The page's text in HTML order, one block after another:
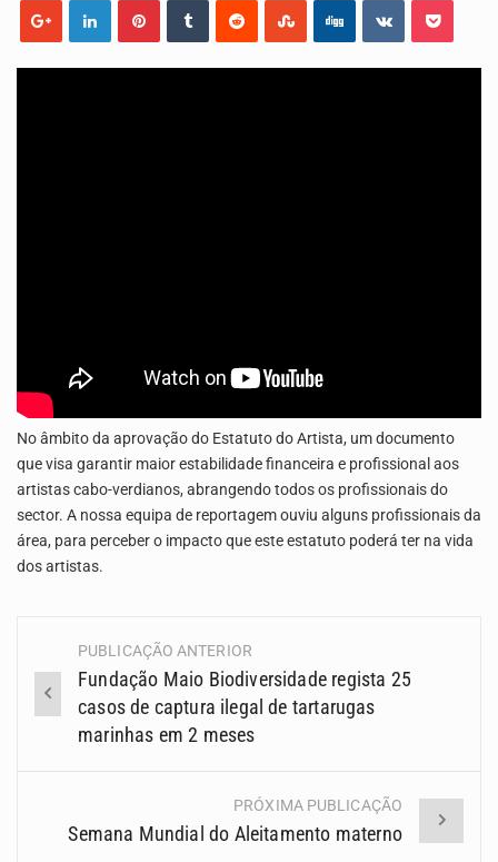
No âmbito da aprovação do Estatuto do Artista, um documento
que visa garantir maior estabilidade financeira e profissional aos
artistas cabo-verdianos, abrangendo todos os profissionais do
sector. A nossa equipa de reportagem ouviu alguns profissionais da
área, para perceber o impacto que este estatuto poderá ter na vida
dos artistas.
Navegação
(Posts)
PUBLICAÇÃO ANTERIOR
Fundação Maio Biodiversidade regista 25
casos de captura ilegal de tartarugas
marinhas em 2 meses
PRÓXIMA PUBLICAÇÃO
Semana Mundial do Aleitamento materno